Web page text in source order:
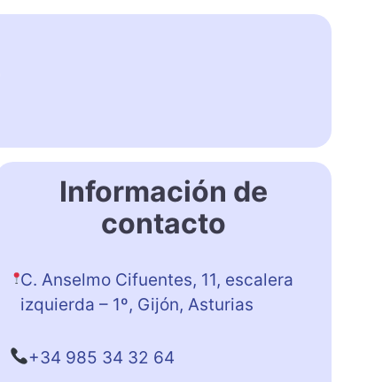
Información de
contacto
C. Anselmo Cifuentes, 11, escalera
izquierda – 1º, Gijón, Asturias
+34 985 34 32 64